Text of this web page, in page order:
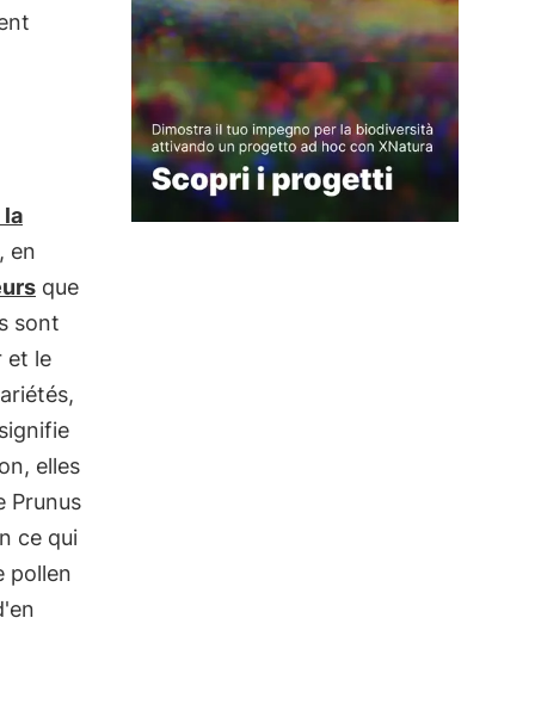
en
que
sont
et le
elles
Prunus
ce qui
pollen